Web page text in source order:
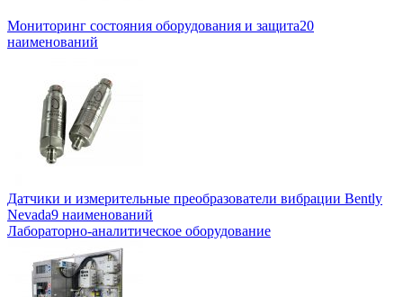
Мониторинг состояния оборудования и защита20
наименований
Датчики и измерительные преобразователи вибрации Bently
Nevada9 наименований
Лабораторно-аналитическое оборудование